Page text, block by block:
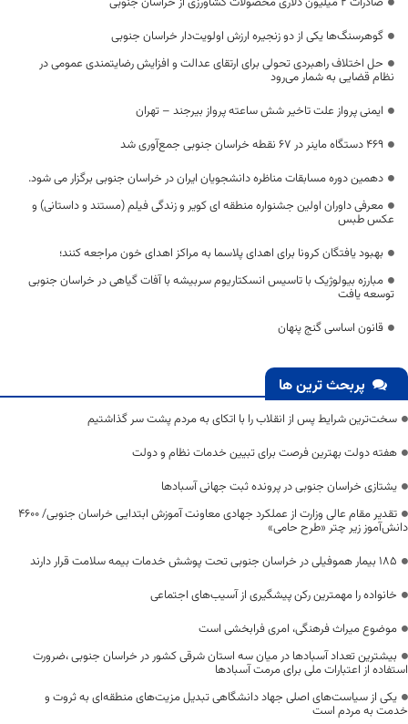
گوهرسنگ‌ها یکی از دو زنجیره ارزش اولویت‌دار خراسان جنوبی
حل اختلاف راهبردی تحولی برای ارتقای عدالت و افزایش رضایتمندی عمومی در
نظام قضایی به شمار می‌رود
ایمنی پرواز علت تاخیر شش ساعته پرواز بیرجند – تهران
۴۶۹ دستگاه ماینر در ۶۷ نقطه خراسان جنوبی جمع‌آوری شد
دهمین دوره مسابقات مناظره دانشجویان ایران در خراسان جنوبی برگزار می شود.
معرفی داوران اولین جشنواره منطقه ای کویر و زندگی فیلم (مستند و داستانی) و
عکس طبس
بهبود یافتگان کرونا برای اهدای پلاسما به مراکز اهدای خون مراجعه کنند؛
مبارزه بیولوژیک با تاسیس انسکتاریوم سربیشه با آفات گیاهی در خراسان جنوبی
توسعه یافت
قانون اساسی گنج پنهان
پربحث ترین ها
سخت‌ترین شرایط پس از انقلاب را با اتکای به مردم پشت سر گذاشتیم
هفته دولت بهترین فرصت برای تبیین خدمات نظام و دولت
یشتازی خراسان جنوبی در پرونده ثبت جهانی آسبادها
تقدیر مقام عالی وزارت از عملکرد جهادی معاونت آموزش ابتدایی خراسان جنوبی/ ۴۶۰۰
دانش‌آموز زیر چتر «طرح حامی»
۱۸۵ بیمار هموفیلی در خراسان جنوبی تحت پوشش خدمات بیمه سلامت قرار دارند
خانواده را مهمترین رکن پیشگیری از آسیب‌های اجتماعی
موضوع میراث فرهنگی، امری فرابخشی است
بیشترین تعداد آسبادها در میان سه استان شرقی کشور در خراسان جنوبی ،ضرورت
استفاده از اعتبارات ملی برای مرمت آسبادها
یکی از سیاست‌های اصلی جهاد دانشگاهی تبدیل مزیت‌های منطقه‌ای به ثروت و
خدمت به مردم است